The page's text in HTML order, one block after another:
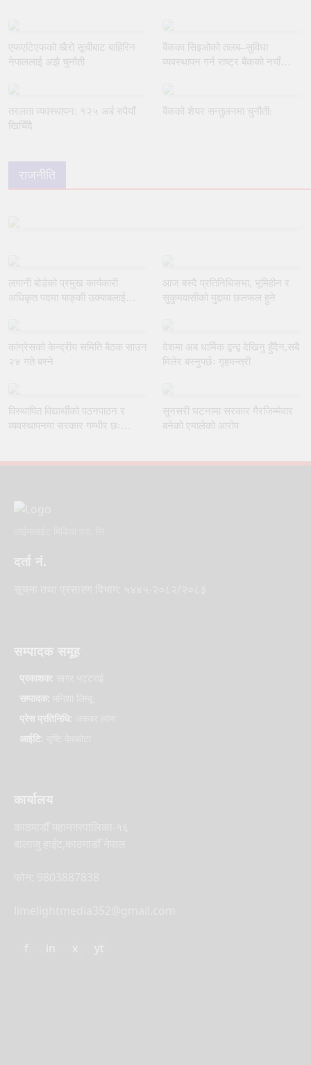
एफएटिएफको खैरो सूचीबाट बाहिरिन
नेपाललाई अझै चुनौती
बैंकका सिइओको तलब–सुविधा
व्यवस्थापन गर्न राष्ट्र बैंकको नयाँ
तरलता व्यवस्थापन: १२५ अर्ब रुपैयाँ
खिचिँदै
बैंकको शेयर सन्तुलनमा चुनौती:
राजनीति
लगानी बोर्डको प्रमुख कार्यकारी
अधिकृत पदमा याङ्की उक्याबलाई
आज बस्दै प्रतिनिधिसभा, भूमिहीन र
सुकुमवासीको मुद्दामा छलफल हुने
कांग्रेसको केन्द्रीय समिति बैठक साउन
२४ गते बस्ने
देशमा अब धार्मिक द्वन्द्व देखिनु हुँदैन,सबै
मिलेर बस्नुपर्छः गृहमन्त्री
विस्थापित विद्यार्थीको पठनपाठन र
व्यवस्थापनमा सरकार गम्भीर छः
सुनसरी घटनामा सरकार गैरजिम्मेवार
बनेको एमालेको आरोप
दर्ता नं.
सम्पादक समूह
प्रकाशक:
सम्पादक:
प्रेस प्रतिनिधि:
आईटि:
कार्यालय
f in x yt